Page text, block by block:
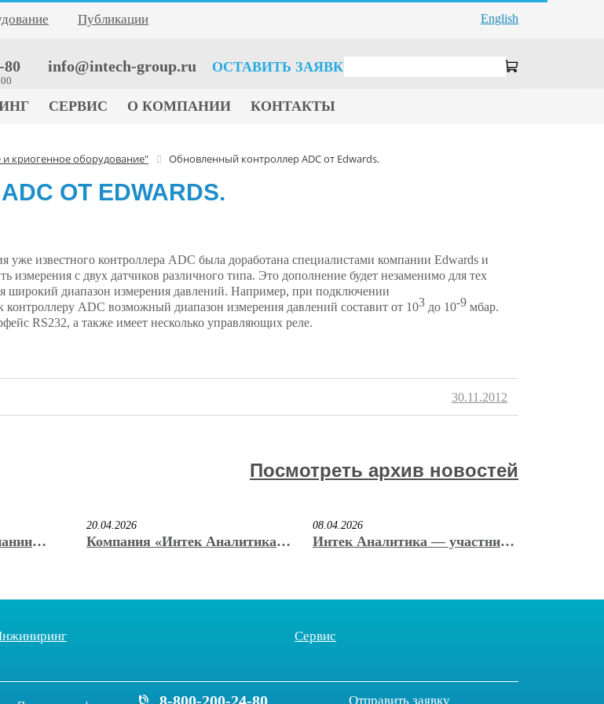
English
Публикации
80 info@intech-group.ru ОСТАВИТЬ ЗАЯВКУ
СЕРВИС О КОМПАНИИ КОНТАКТЫ
криогенное оборудование" Обновленный контроллер ADC от Edwards.
ОТ EDWARDS.
уже известного контроллера ADC была доработана специалистами компании Edwards и
измерения с двух датчиков различного типа. Это дополнение будет незаменимо для тех
широкий диапазон измерения давлений. Например, при подключении
контроллеру ADC возможный диапазон измерения давлений составит от 103 до 10-9 мбар.
RS232, а также имеет несколько управляющих реле.
30.11.2012
Посмотреть архив новостей
2026»
20.04.2026
Компания «Интек Аналитика»
Б. Нестерова
08.04.2026
Интек Аналитика — участник
вакуумного и криогенного
Сервис
Отправить заявку